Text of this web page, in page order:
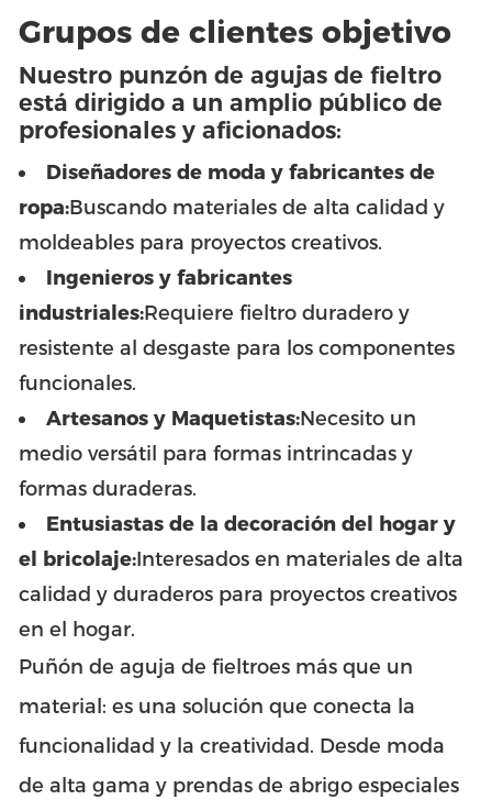
Grupos de clientes objetivo
Nuestro punzón de agujas de fieltro
está dirigido a un amplio público de
profesionales y aficionados:
Diseñadores de moda y fabricantes de
ropa:Buscando materiales de alta calidad y
moldeables para proyectos creativos.
Ingenieros y fabricantes
industriales:Requiere fieltro duradero y
resistente al desgaste para los componentes
funcionales.
Artesanos y Maquetistas:Necesito un
medio versátil para formas intrincadas y
formas duraderas.
Entusiastas de la decoración del hogar y
el bricolaje:Interesados en materiales de alta
calidad y duraderos para proyectos creativos
en el hogar.
Puñón de aguja de fieltroes más que un
material: es una solución que conecta la
funcionalidad y la creatividad. Desde moda
de alta gama y prendas de abrigo especiales